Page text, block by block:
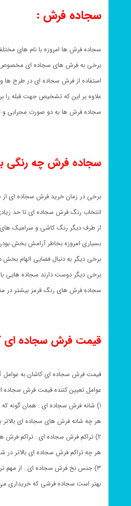
سجاده فرش :
سجاده فرش ها امروزه با نام های
برخی به فرش های سجاده ای مخصوص
استفاده از فرش سجاده ای در طرح ها
علاوه بر این که تشخیص جهت قبله را
سجاده فرش ها به دو صورت محرابی و
سجاده فرش چه رنگی
برخی در زمان خرید فرش سجاده ای
انتخاب رنگ فرش سجاده ای تا حد
از طرف دیگر رنگ کاشی و سرامیک های
بسیاری امروزه بخاطر آرامش بخش
برخی دیگر به دنبال فضایی الهام
برخی دیگر دوست دارند سجاده هایی
سجاده فرش های رنگ قرمز بیشتر در
قیمت فرش سجاده ای
قیمت فرش سجاده ای کاشان به
عوامل تعیین کننده قیمت فرش سجاده
۱) شانه فرش سجاده ای : همان گونه که گفتیم سجاده ها با کیفیت های ۴۰۰ و ۵۰۰ و ۷۰۰ شانه بافته می شوند
هر چه شانه فرش های سجاده ای
۲) تراکم فرش سجاده ای : تراکم فرش های سجاده ای تا حد زیادی به شانه فرش های سجاده ای وابسته است
هر چه تراکم فرش سجاده ای بالاتر
۳) جنس نخ فرش سجاده ای : از مهم ترین ملاک های تعیین قیمت فرش سجاده ای , جنس نخ می باشد
بهتر است سجاده فرشی که خریداری